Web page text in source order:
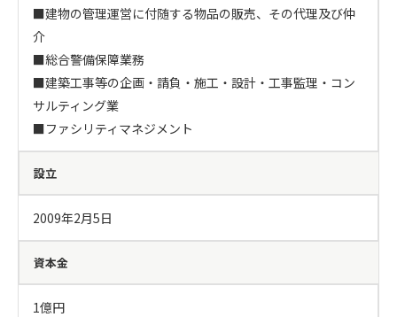
■建物の管理運営に付随する物品の販売、その代理及び仲
介
■総合警備保障業務
■建築工事等の企画・請負・施工・設計・工事監理・コン
サルティング業
■ファシリティマネジメント
設立
2009年2月5日
資本金
1億円